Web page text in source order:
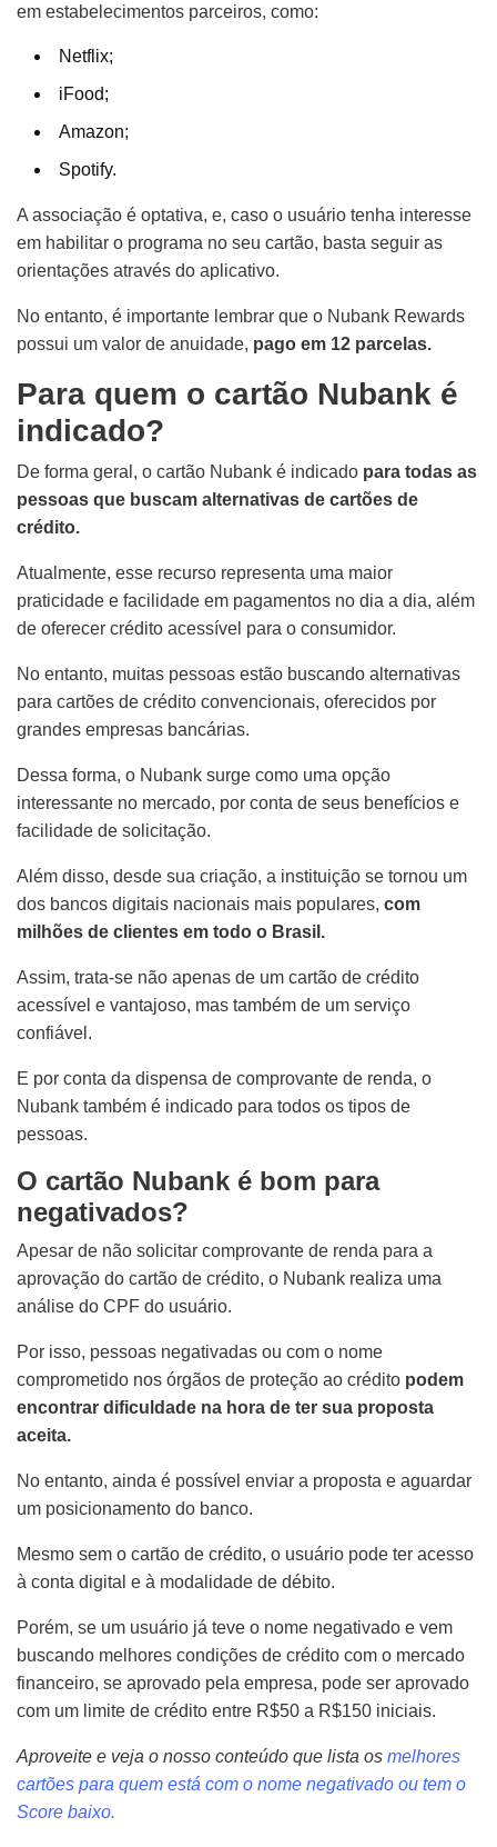
em estabelecimentos parceiros, como:
Netflix;
iFood;
Amazon;
Spotify.
A associação é optativa, e, caso o usuário tenha interesse
em habilitar o programa no seu cartão, basta seguir as
orientações através do aplicativo.
No entanto, é importante lembrar que o Nubank Rewards
possui um valor de anuidade, pago em 12 parcelas.
Para quem o cartão Nubank é
indicado?
De forma geral, o cartão Nubank é indicado para todas as
pessoas que buscam alternativas de cartões de
crédito.
Atualmente, esse recurso representa uma maior
praticidade e facilidade em pagamentos no dia a dia, além
de oferecer crédito acessível para o consumidor.
No entanto, muitas pessoas estão buscando alternativas
para cartões de crédito convencionais, oferecidos por
grandes empresas bancárias.
Dessa forma, o Nubank surge como uma opção
interessante no mercado, por conta de seus benefícios e
facilidade de solicitação.
Além disso, desde sua criação, a instituição se tornou um
dos bancos digitais nacionais mais populares, com
milhões de clientes em todo o Brasil.
Assim, trata-se não apenas de um cartão de crédito
acessível e vantajoso, mas também de um serviço
confiável.
E por conta da dispensa de comprovante de renda, o
Nubank também é indicado para todos os tipos de
pessoas.
O cartão Nubank é bom para
negativados?
Apesar de não solicitar comprovante de renda para a
aprovação do cartão de crédito, o Nubank realiza uma
análise do CPF do usuário.
Por isso, pessoas negativadas ou com o nome
comprometido nos órgãos de proteção ao crédito podem
encontrar dificuldade na hora de ter sua proposta
aceita.
No entanto, ainda é possível enviar a proposta e aguardar
um posicionamento do banco.
Mesmo sem o cartão de crédito, o usuário pode ter acesso
à conta digital e à modalidade de débito.
Porém, se um usuário já teve o nome negativado e vem
buscando melhores condições de crédito com o mercado
financeiro, se aprovado pela empresa, pode ser aprovado
com um limite de crédito entre R$50 a R$150 iniciais.
Aproveite e veja o nosso conteúdo que lista os melhores
cartões para quem está com o nome negativado ou tem o
Score baixo.